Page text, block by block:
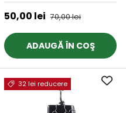
Preț de vânzare
50,00 lei Preț obișnuit
70,00 lei
ADAUGĂ ÎN COŞ
32 lei reducere